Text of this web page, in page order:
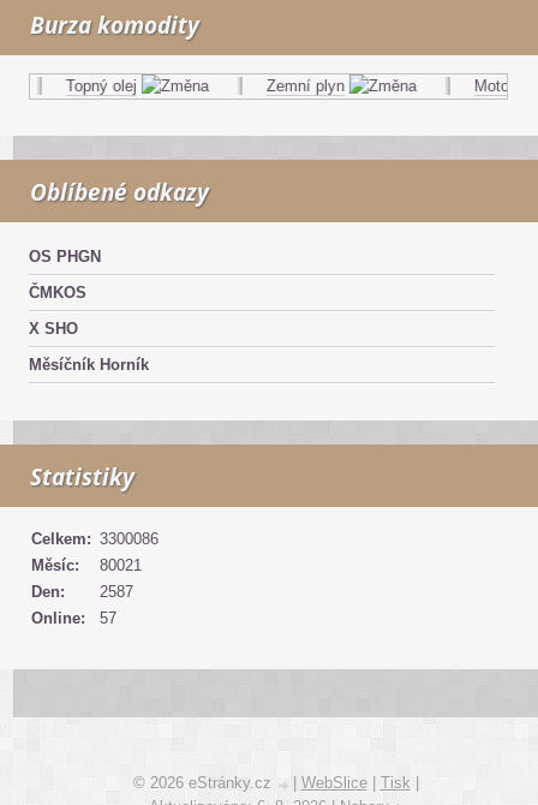
Burza komodity
Topný olej Zemní plyn Motorová
Oblíbené odkazy
OS PHGN
ČMKOS
X SHO
Měsíčník Horník
Statistiky
Online: 57
Celkem: 3300086
Měsíc:
80021
Den:
2587
© 2026 eStránky.cz WebSlice Tisk